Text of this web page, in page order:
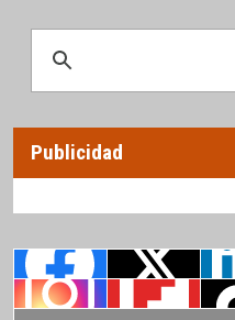
Publicidad